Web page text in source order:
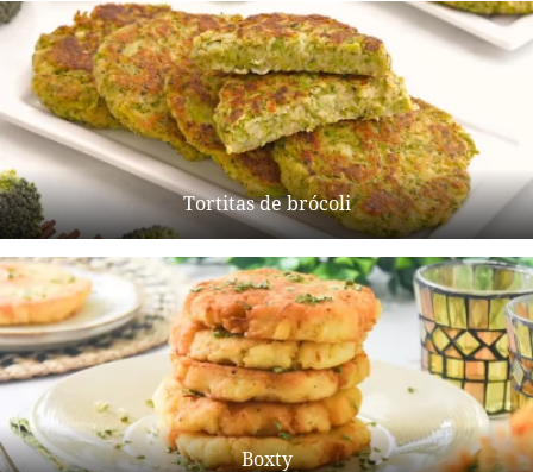
Tortitas de brócoli
Boxty